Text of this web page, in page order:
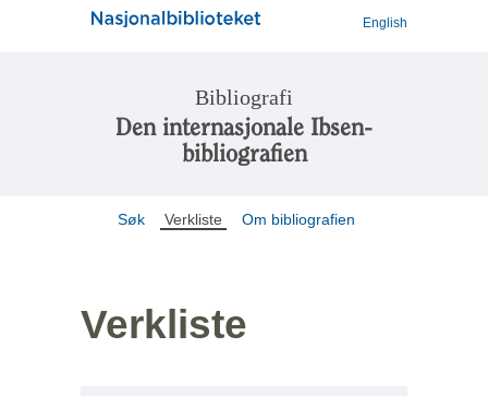
English
Bibliografi
Den internasjonale Ibsen-
bibliografien
Søk Verkliste Om bibliografien
Verkliste